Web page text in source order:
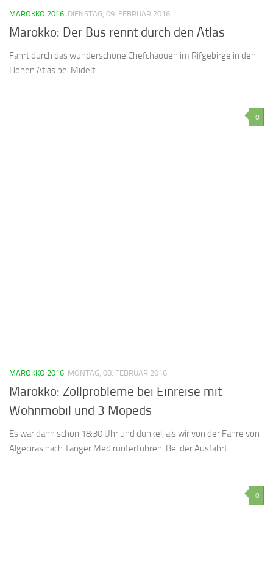
MAROKKO 2016 DIENSTAG, 09. FEBRUAR 2016
Marokko: Der Bus rennt durch den Atlas
Fahrt durch das wunderschöne Chefchaouen im Rifgebirge in den
Hohen Atlas bei Midelt.
0
MAROKKO 2016 MONTAG, 08. FEBRUAR 2016
Marokko: Zollprobleme bei Einreise mit
Wohnmobil und 3 Mopeds
Es war dann schon 18:30 Uhr und dunkel, als wir von der Fähre von
Algeciras nach Tanger Med runterfuhren. Bei der Ausfahrt...
0